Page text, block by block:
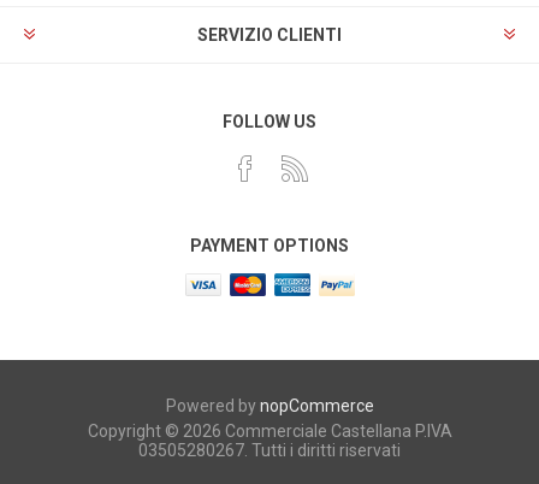
SERVIZIO CLIENTI
FOLLOW US
PAYMENT OPTIONS
Powered bynopCommerce
Copyright © 2026 Commerciale Castellana P.IVA
03505280267. Tutti i diritti riservati